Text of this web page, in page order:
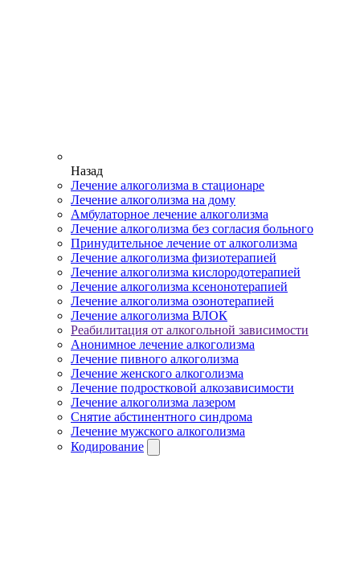
Назад
Лечение алкоголизма в стационаре
Лечение алкоголизма на дому
Амбулаторное лечение алкоголизма
Лечение алкоголизма без согласия больного
Принудительное лечение от алкоголизма
Лечение алкоголизма физиотерапией
Лечение алкоголизма кислородотерапией
Лечение алкоголизма ксенонотерапией
Лечение алкоголизма озонотерапией
Лечение алкоголизма ВЛОК
Реабилитация от алкогольной зависимости
Анонимное лечение алкоголизма
Лечение пивного алкоголизма
Лечение женского алкоголизма
Лечение подростковой алкозависимости
Лечение алкоголизма лазером
Снятие абстинентного синдрома
Лечение мужского алкоголизма
Кодирование